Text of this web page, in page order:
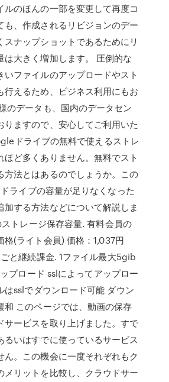
ルのほんの一部を変更して再度コ
も、作成されるリビジョンのデー
スナップショットであるためにリ
は大きく増加します。 圧倒的な
いファイルのアップロードやスト
行えるため、ビジネス利用にもお
のデータも、国内のデータセン
りますので、安心してご利用いた
ドライブの無料で使えるストレ
ほど多くありません。無料でスト
方法とはあるのでしょうか。この
ライブの容量が足りなくなった
加する方法などについて解説しま
トレージ保存容量. 有料会員の
格(ライト会員) 価格：1,037円
と継続課金. 1ファイル最大5gib
プロード sslによってアップロー
はsslでダウンロード可能 ダウン
和 このページでは、動画の保存
サービスを取り上げました。すで
るいはすでに使っているサービス
ん。この機会に一度それぞれもク
メリットを比較し、クラウドサー